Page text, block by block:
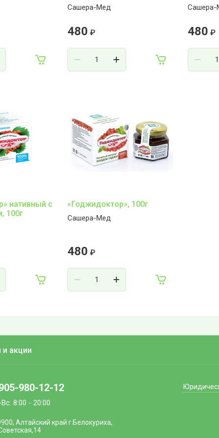
Сашера-Мед
480 ₽ 480 ₽
нативный с
100г
«Годжидоктор», 100г
Сашера-Мед
480 ₽
акции
980-12-12
8:00 - 20:00
Алтайский край г.Белокуриха,